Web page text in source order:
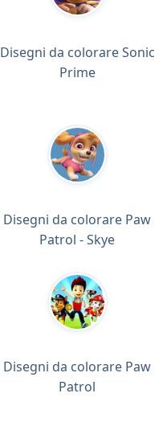
Disegni da colorare Sonic
Prime
Disegni da colorare Paw
Patrol - Skye
Disegni da colorare Paw
Patrol